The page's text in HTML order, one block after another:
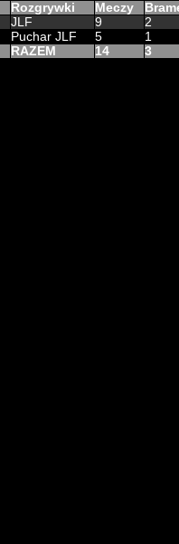
Rozgrywki Meczy
JLF 9
2
Puchar JLF 5
1
RAZEM
14 3